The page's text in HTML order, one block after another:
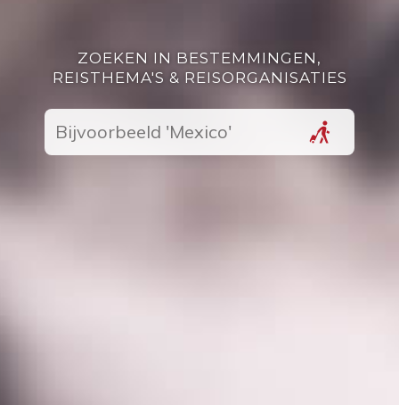
ZOEKEN IN BESTEMMINGEN,
REISTHEMA'S & REISORGANISATIES